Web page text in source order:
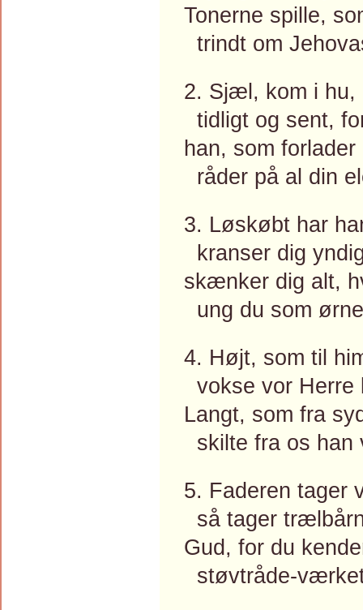
Tonerne spille,
trindt om
2. Sjæl, kom i hu,
tidligt og sent,
han, som
råder på al din
3. Løskøbt har
kranser dig
skænker dig alt,
ung du som
4. Højt, som til
vokse vor Herre
Langt, som fra
skilte fra os han
5. Faderen tager
så tager
Gud, for du
støvtråde-